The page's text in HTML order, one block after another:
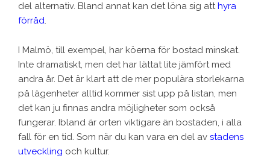
del alternativ. Bland annat kan det löna sig atthyra
förråd.
I Malmö, till exempel, har köerna för bostad minskat.
Inte dramatiskt, men det har lättat lite jämfört med
andra år. Det är klart att de mer populära storlekarna
på lägenheter alltid kommer sist upp på listan, men
det kan ju finnas andra möjligheter som också
fungerar. Ibland är orten viktigare än bostaden, i alla
fall för en tid. Som när du kan vara en del av stadens
utveckling och kultur.